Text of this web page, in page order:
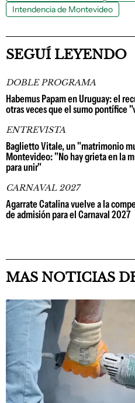
Intendencia de Montevideo
SEGUÍ LEYENDO
DOBLE PROGRAMA
Habemus Papam en Uruguay: el
otras veces que el sumo pontífice
ENTREVISTA
Baglietto Vitale, un "matrimonio
Montevideo: "No hay grieta en la
para unir"
CARNAVAL 2027
Agarrate Catalina vuelve a la
de admisión para el Carnaval 2027
MAS NOTICIAS